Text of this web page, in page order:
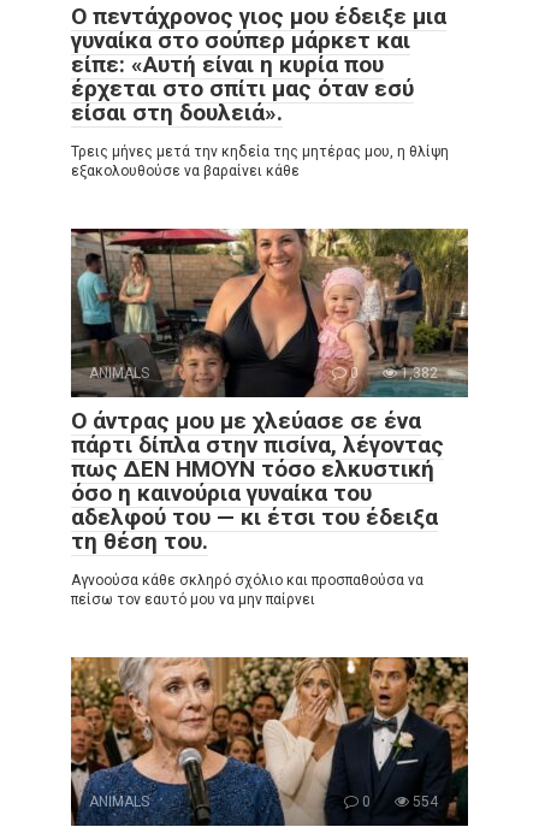
Ο πεντάχρονος γιος μου έδειξε μια
γυναίκα στο σούπερ μάρκετ και
είπε: «Αυτή είναι η κυρία που
έρχεται στο σπίτι μας όταν εσύ
είσαι στη δουλειά».
Τρεις μήνες μετά την κηδεία της μητέρας μου, η θλίψη
εξακολουθούσε να βαραίνει κάθε
ANIMALS 0 1,382
Ο άντρας μου με χλεύασε σε ένα
πάρτι δίπλα στην πισίνα, λέγοντας
πως ΔΕΝ ΗΜΟΥΝ τόσο ελκυστική
όσο η καινούρια γυναίκα του
αδελφού του — κι έτσι του έδειξα
τη θέση του.
Αγνοούσα κάθε σκληρό σχόλιο και προσπαθούσα να
πείσω τον εαυτό μου να μην παίρνει
ANIMALS 0 554